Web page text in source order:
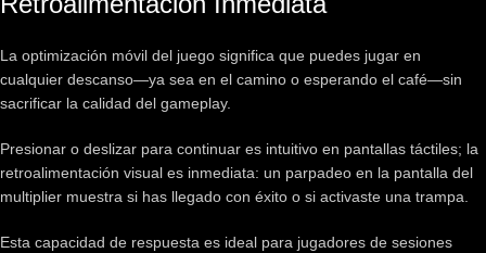
La optimización móvil del juego significa que puedes jugar en
cualquier descanso—ya sea en el camino o esperando el café—sin
sacrificar la calidad del gameplay.
Presionar o deslizar para continuar es intuitivo en pantallas táctiles; la
retroalimentación visual es inmediata: un parpadeo en la pantalla del
multiplier muestra si has llegado con éxito o si activaste una trampa.
Esta capacidad de respuesta es ideal para jugadores de sesiones